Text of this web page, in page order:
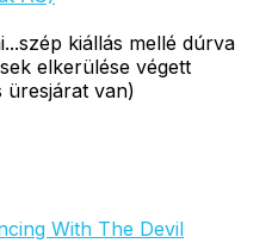
kiállás mellé dúrva
elkerülése végett
üresjárat van)
With The Devil